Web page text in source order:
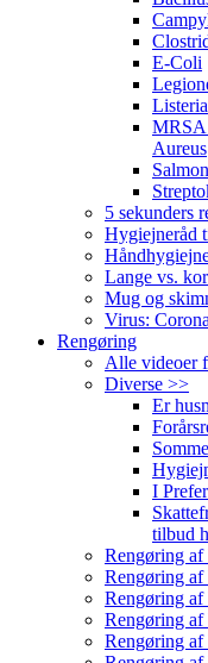
E-Coli
Listeria
MRSA
Aureus
5 sekunders
Hygiejneråd
Lange vs.
Mug og
Virus:
Rengøring
Alle videoer
Diverse >>
Er
I
tilbud
Rengøring af
Rengøring
Rengøring af
Rengøring af
Rengøring af